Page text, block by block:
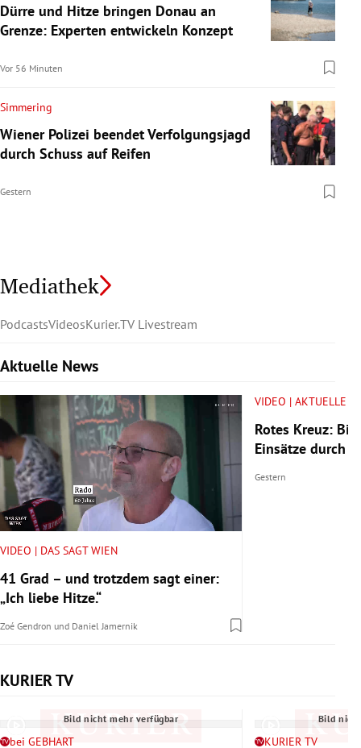
Dürre und Hitze bringen Donau an
Grenze: Experten entwickeln Konzept
Vor 56 Minuten
Simmering
Wiener Polizei beendet Verfolgungsjagd
durch Schuss auf Reifen
Gestern
Mediathek
PodcastsVideosKurier.TV Livestream
Aktuelle News
Slide 1 von 6
VIDEO | DAS SAGT WIEN
41 Grad – und trotzdem sagt einer:
„Ich liebe Hitze.“
Zoé Gendron und Daniel Jamernik
VIDEO | AKTUELLE
Rotes Kreuz:
Einsätze durch
Gestern
KURIER TV
Slide 1 von 6
Bild nicht mehr verfügbar
bei GEBHART
Bild
KURIER TV